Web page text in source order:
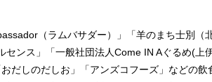
（ラムバサダー）」「羊のまち士別（
センス」「一般社団法人Come IN Aぐるめ(上
だしのだしお」「アンズコフーズ」などの